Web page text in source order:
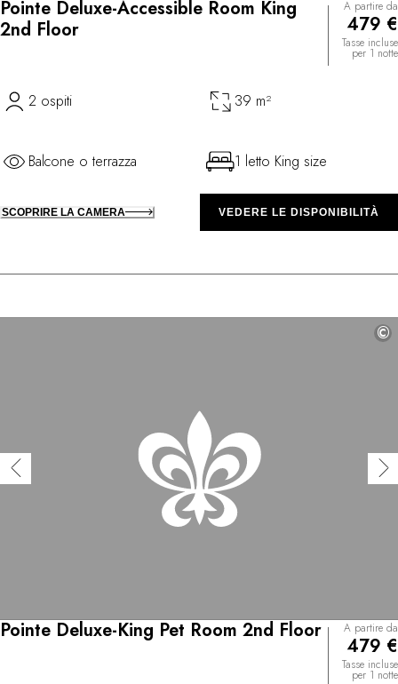
Pointe Deluxe-Accessible Room King
2nd Floor
A partire da
479 €
Tasse incluse
per 1 notte
2 ospiti 39 m²
Balcone o terrazza 1 letto King size
SCOPRIRE LA CAMERA VEDERE LE DISPONIBILITÀ
©
Pointe Deluxe-King Pet Room 2nd Floor A partire da
479 €
Tasse incluse
per 1 notte